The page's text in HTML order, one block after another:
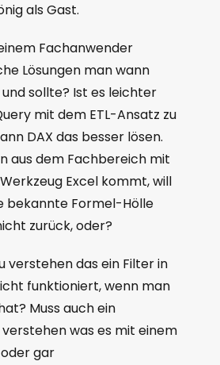
als Gast.
Fachanwender
Lösungen man wann
sollte? Ist es leichter
mit dem ETL-Ansatz zu
DAX das besser lösen.
aus dem Fachbereich mit
Excel kommt, will
bekannte Formel-Hölle
zurück, oder?
verstehen das ein Filter in
funktioniert, wenn man
Muss auch ein
was es mit einem
gar